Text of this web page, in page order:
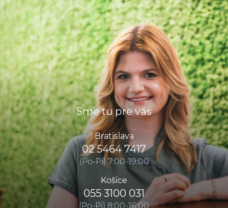
Sme tu pre vás
Bratislava
02 5464 7417
(Po-Pi) 7:00-19:00
Košice
055 3100 031
(Po-Pi) 8:00-16:00